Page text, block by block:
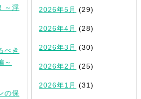
～浮
べき
～
の保
2026年5月 (29)
2026年4月 (28)
2026年3月 (30)
2026年2月 (25)
2026年1月 (31)